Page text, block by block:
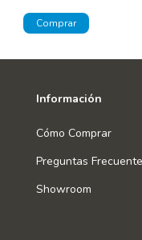
Información
Cómo Comprar
Preguntas
Showroom